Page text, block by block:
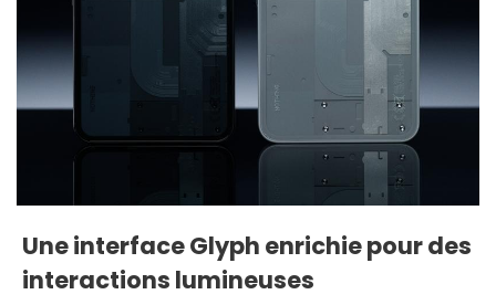
Une interface Glyph enrichie pour des
interactions lumineuses